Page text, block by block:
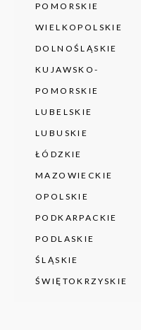
POMORSKIE
WIELKOPOLSKIE
DOLNOŚLĄSKIE
KUJAWSKO-
POMORSKIE
LUBELSKIE
LUBUSKIE
ŁÓDZKIE
MAZOWIECKIE
OPOLSKIE
PODKARPACKIE
PODLASKIE
ŚLĄSKIE
ŚWIĘTOKRZYSKIE